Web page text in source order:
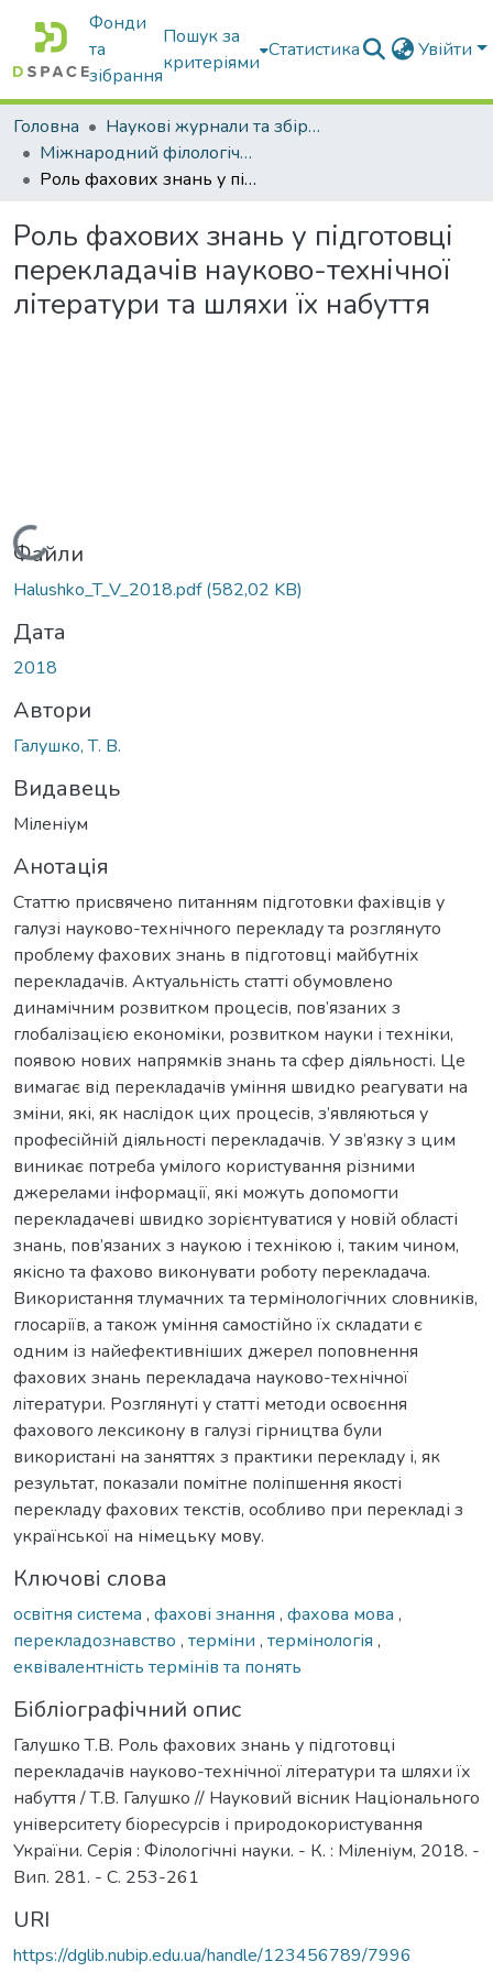
Фонди
та
зібрання
Пошук за
критеріями
Статистика Увійти
Головна
Наукові журнали та збірники видань
Міжнародний філологічний часопис
Роль фахових знань у підготовці перекладачів науково-технічної літератури та шляхи їх набуття
Роль фахових знань у підготовці
перекладачів науково-технічної
літератури та шляхи їх набуття
Вантажиться...
Файли
Halushko_T_V_2018.pdf(582,02 KB)
Дата
2018
Автори
Галушко, Т. В.
Видавець
Міленіум
Анотація
Статтю присвячено питанням підготовки фахівців у
галузі науково-технічного перекладу та розглянуто
проблему фахових знань в підготовці майбутніх
перекладачів. Актуальність статті обумовлено
динамічним розвитком процесів, пов’язаних з
глобалізацією економіки, розвитком науки і техніки,
появою нових напрямків знань та сфер діяльності. Це
вимагає від перекладачів уміння швидко реагувати на
зміни, які, як наслідок цих процесів, з’являються у
професійній діяльності перекладачів. У зв’язку з цим
виникає потреба умілого користування різними
джерелами інформації, які можуть допомогти
перекладачеві швидко зорієнтуватися у новій області
знань, пов’язаних з наукою і технікою і, таким чином,
якісно та фахово виконувати роботу перекладача.
Використання тлумачних та термінологічних словників,
глосаріїв, а також уміння самостійно їх складати є
одним із найефективніших джерел поповнення
фахових знань перекладача науково-технічної
літератури. Розглянуті у статті методи освоєння
фахового лексикону в галузі гірництва були
використані на заняттях з практики перекладу і, як
результат, показали помітне поліпшення якості
перекладу фахових текстів, особливо при перекладі з
української на німецьку мову.
Ключові слова
освітня система , фахові знання , фахова мова ,
перекладознавство , терміни , термінологія ,
еквівалентність термінів та понять
Бібліографічний опис
Галушко Т.В. Роль фахових знань у підготовці
перекладачів науково-технічної літератури та шляхи їх
набуття / Т.В. Галушко // Науковий вісник Національного
університету біоресурсів і природокористування
України. Серія : Філологічні науки. - К. : Міленіум, 2018. -
Вип. 281. - С. 253-261
URI
https://dglib.nubip.edu.ua/handle/123456789/7996